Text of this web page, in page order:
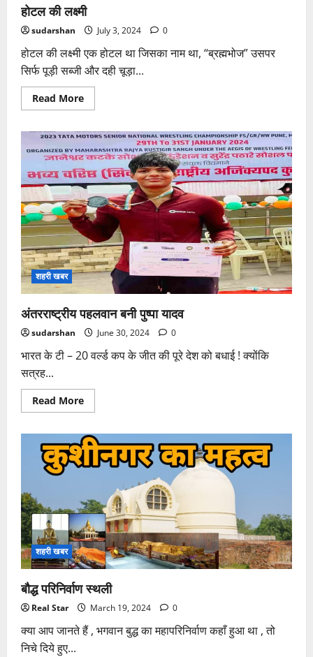
होटल की लक्ष्मी
sudarshan July 3, 2024 0
होटल की लक्ष्मी एक होटल था जिसका नाम था, “ब्रह्मभोज” उसपर
सिर्फ पूड़ी सब्जी और दही चूड़ा...
Read MoreRead
more
की
लक्ष्मी
शहरी खबर
अंतरराष्ट्रीय पहलवान बनी पुष्पा यादव
sudarshan June 30, 2024 0
भारत के टी – 20 वर्ल्ड कप के जीत की पूरे देश को बधाई ! क्योंकि
सत्रह...
Read MoreRead
more
पहलवान
बनी
यादव
शहरी खबर
बौद्ध परिनिर्वाण स्थली
Real Star March 19, 2024 0
क्या आप जानते हैं , भगवान बुद्ध का महापरिनिर्वाण कहाँ हुआ था , तो
निचे दिये हुए...